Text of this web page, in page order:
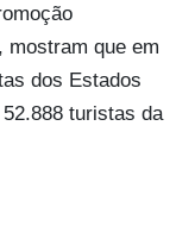
mostram que em
dos Estados
turistas da